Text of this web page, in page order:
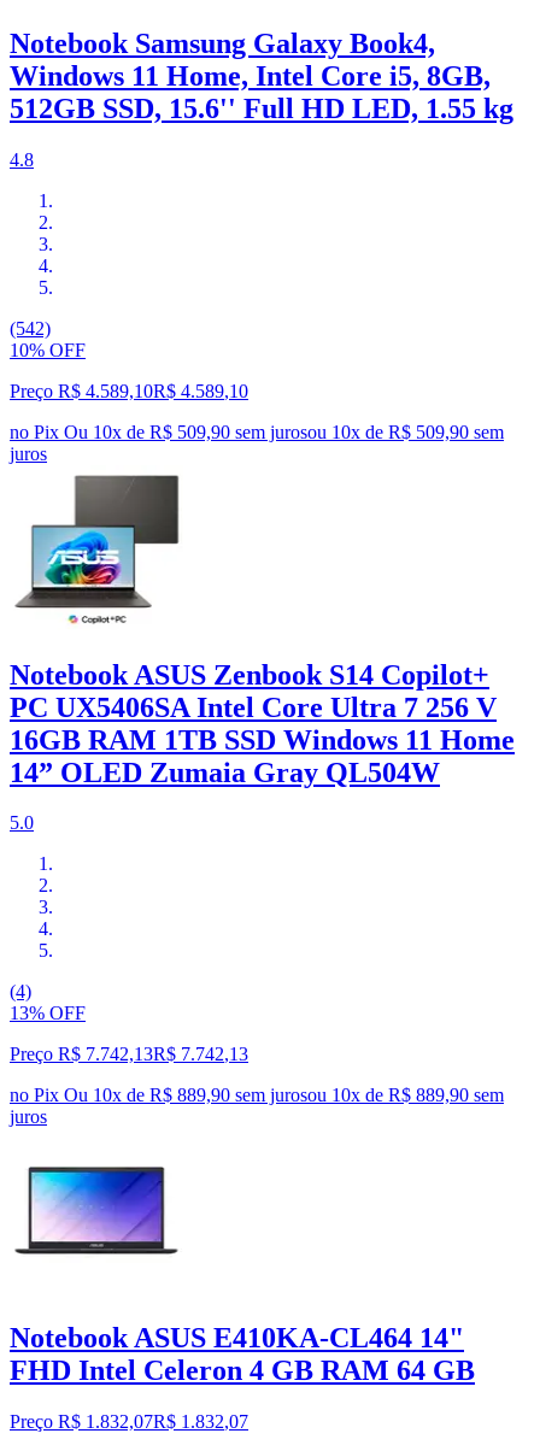
Notebook Samsung Galaxy Book4,
Windows 11 Home, Intel Core i5, 8GB,
512GB SSD, 15.6'' Full HD LED, 1.55 kg
4.8
(542)
10% OFF
Preço R$ 4.589,10R$ 4.589,10
no Pix Ou 10x de R$ 509,90 sem jurosou 10x de R$ 509,90 sem
juros
Notebook ASUS Zenbook S14 Copilot+
PC UX5406SA Intel Core Ultra 7 256 V
16GB RAM 1TB SSD Windows 11 Home
14” OLED Zumaia Gray QL504W
5.0
(4)
13% OFF
Preço R$ 7.742,13R$ 7.742,13
no Pix Ou 10x de R$ 889,90 sem jurosou 10x de R$ 889,90 sem
juros
Notebook ASUS E410KA-CL464 14"
FHD Intel Celeron 4 GB RAM 64 GB
Preço R$ 1.832,07R$ 1.832,07